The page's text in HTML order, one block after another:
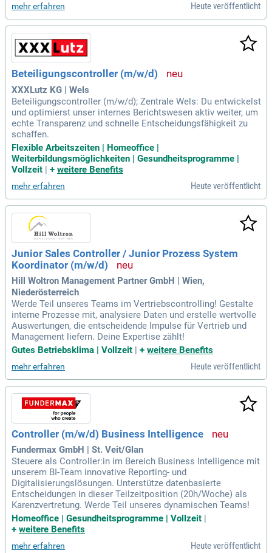
mehr erfahren Heute veröffentlicht
Beteiligungscontroller (m/w/d)
XXXLutz KG | Wels
Beteiligungscontroller (m/w/d); Zentrale Wels: Du entwickelst
und optimierst unser internes Berichtswesen aktiv weiter, um
echte Transparenz und schnelle Entscheidungsfähigkeit zu
schaffen.
Flexible Arbeitszeiten | Homeoffice |
Weiterbildungsmöglichkeiten | Gesundheitsprogramme |
Vollzeit | + weitere Benefits
mehr erfahren Heute veröffentlicht
Junior Sales Controller / Junior Prozess System
Koordinator (m/w/d)
Hill Woltron Management Partner GmbH | Wien,
Niederösterreich
Werde Teil unseres Teams im Vertriebscontrolling! Gestalte
interne Prozesse mit, analysiere Daten und erstelle wertvolle
Auswertungen, die entscheidende Impulse für Vertrieb und
Management liefern. Deine Expertise zählt!
Gutes Betriebsklima | Vollzeit | + weitere Benefits
mehr erfahren Heute veröffentlicht
Controller (m/w/d) Business Intelligence
Fundermax GmbH | St. Veit/Glan
Steuere als Controller:in im Bereich Business Intelligence mit
unserem BI-Team innovative Reporting- und
Digitalisierungslösungen. Unterstütze datenbasierte
Entscheidungen in dieser Teilzeitposition (20h/Woche) als
Karenzvertretung. Werde Teil unseres dynamischen Teams!
Homeoffice | Gesundheitsprogramme | Vollzeit
+ weitere Benefits
mehr erfahren Heute veröffentlicht